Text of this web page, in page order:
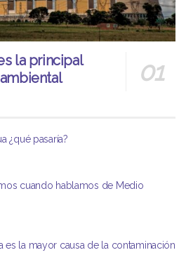
la principal
¿qué pasaría?
cuando hablamos de Medio
es la mayor causa de la contaminación